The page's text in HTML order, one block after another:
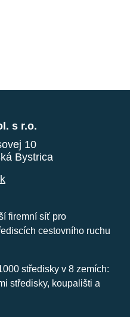
s r.o.
10
Bystrica
firemní síť pro
cestovního ruchu
středisky v 8 zemích:
středisky, koupališti a